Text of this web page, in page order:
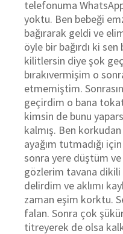
telefonuma
yoktu. Ben bebeği
bağırarak geldi ve
öyle bir bağırdı ki sen
kilitlersin diye şok
bırakıvermişim o
etmemiştim.
geçirdim o bana
kimsin de bunu
kalmış. Ben
ayağım tutmadığı
sonra yere düştüm
gözlerim tavana dikili
delirdim ve aklımı
zaman eşim korktu.
falan. Sonra çok
titreyerek de olsa